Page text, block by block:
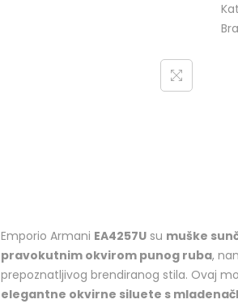
Emporio Armani EA4257U su muške
pravokutnim okvirom punog ruba,
prepoznatljivog brendiranog stila. Ovaj
elegantne okvirne siluete s